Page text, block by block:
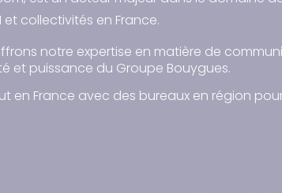
et collectivités en France.
notre expertise en matière de
et puissance du Groupe Bouygues.
en France avec des bureaux en région